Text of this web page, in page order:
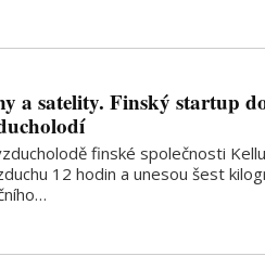
a satelity. Finský startup
finské společnosti
12 hodin a unesou šest